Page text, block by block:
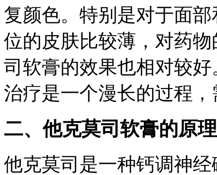
复颜色。特别是对于面
位的皮肤比较薄，对药
司软膏的效果也相对较
治疗是一个漫长的过程
二、他克莫司软膏的原理
他克莫司是一种钙调神